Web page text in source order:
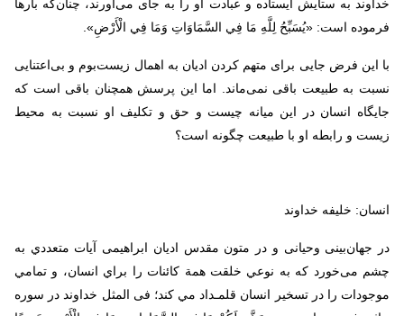
خداوند به ستایش ایستاده و عبادت‌ او را به‌ جای‌ می‌آورند، چنان‌که بارها
فرموده است: «يُسَبِّحُ لِلَّهِ مَا فِي السَّمَاوَاتِ وَمَا فِي الْأَرْضِ».
با این فرض جایی برای متهم کردن ادیان به اهمال زیست‌بوم و بی‌اعتنایی
نسبت به طبیعت باقی نمی‌ماند. اما این پرسش همچنان باقی است که
جایگاه انسان در این میانه چیست و حق و تکلیف او نسبت به محیط
زیست و رابطه او با طبیعت چگونه است؟
انسان: خلیفه خداوند
در جهان‌بینی وحیانی و در متون مقدس ادیان ابراهیمی آیات متعددي به
چشم می‌خورد كه به نوعي خلقت همة كائنات را براي انسان، و تمامي
موجودات را در تسخير انسان قلمـداد مي كند؛ فی المثل خداوند در سوره